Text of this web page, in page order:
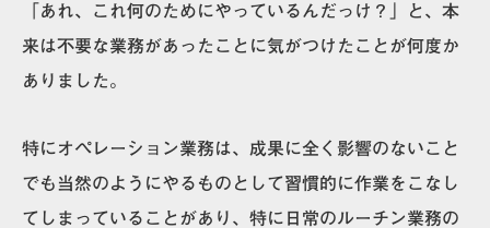
「あれ、これ何のためにやっているんだっけ？」と、本
来は不要な業務があったことに気がつけたことが何度か
ありました。
特にオペレーション業務は、成果に全く影響のないこと
でも当然のようにやるものとして習慣的に作業をこなし
てしまっていることがあり、特に日常のルーチン業務の